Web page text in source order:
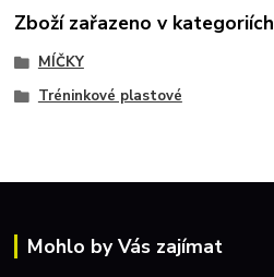
Zboží zařazeno v kategoriích
MÍČKY
Tréninkové plastové
Mohlo by Vás zajímat